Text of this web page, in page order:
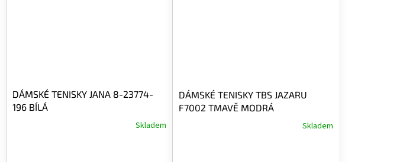
DÁMSKÉ TENISKY JANA 8-23774-
196 BÍLÁ
Skladem
DÁMSKÉ TENISKY TBS JAZARU
F7002 TMAVĚ MODRÁ
Skladem